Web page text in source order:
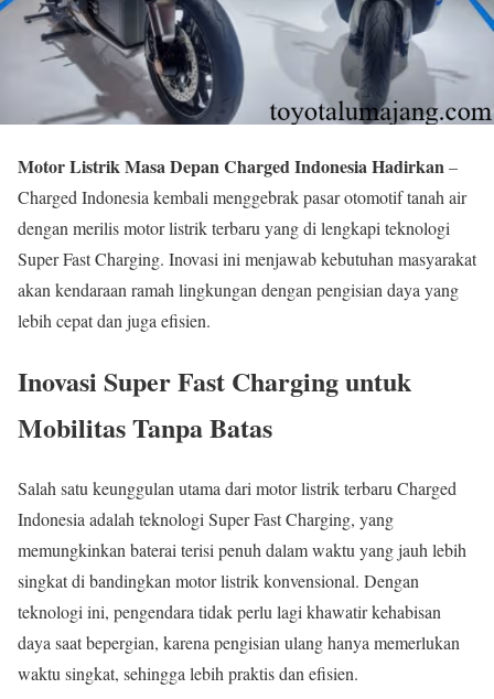
Motor Listrik Masa Depan Charged Indonesia Hadirkan–
Charged Indonesia kembali menggebrak pasar otomotif tanah air
dengan merilis motor listrik terbaru yang di lengkapi teknologi
Super Fast Charging. Inovasi ini menjawab kebutuhan masyarakat
akan kendaraan ramah lingkungan dengan pengisian daya yang
lebih cepat dan juga efisien.
Inovasi Super Fast Charging untuk
Mobilitas Tanpa Batas
Salah satu keunggulan utama dari motor listrik terbaru Charged
Indonesia adalah teknologi Super Fast Charging, yang
memungkinkan baterai terisi penuh dalam waktu yang jauh lebih
singkat di bandingkan motor listrik konvensional. Dengan
teknologi ini, pengendara tidak perlu lagi khawatir kehabisan
daya saat bepergian, karena pengisian ulang hanya memerlukan
waktu singkat, sehingga lebih praktis dan efisien.